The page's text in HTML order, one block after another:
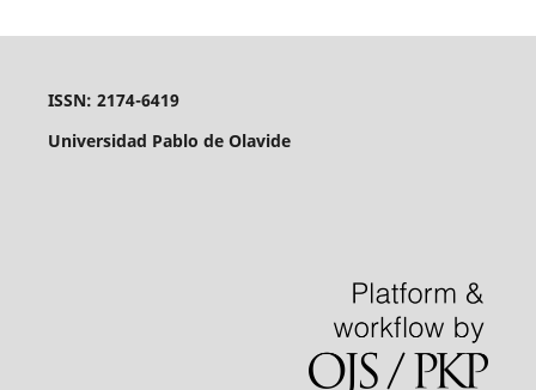
ISSN: 2174-6419
Universidad Pablo de Olavide